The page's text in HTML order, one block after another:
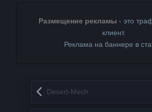
Размещение рекламы - это
клиент.
Реклама на баннере в
Запись навигация
Desert-Mech